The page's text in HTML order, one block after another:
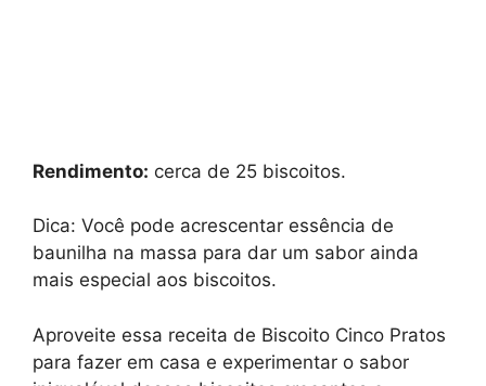
Rendimento: cerca de 25 biscoitos.
Dica: Você pode acrescentar essência de
baunilha na massa para dar um sabor ainda
mais especial aos biscoitos.
Aproveite essa receita de Biscoito Cinco Pratos
para fazer em casa e experimentar o sabor